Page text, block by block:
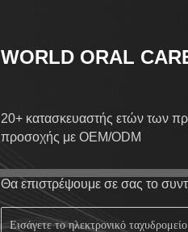
WORLD ORAL
20+ κατασκευαστής ετών των
προσοχής με OEM/ODM
Θα επιστρέψουμε σε σας το